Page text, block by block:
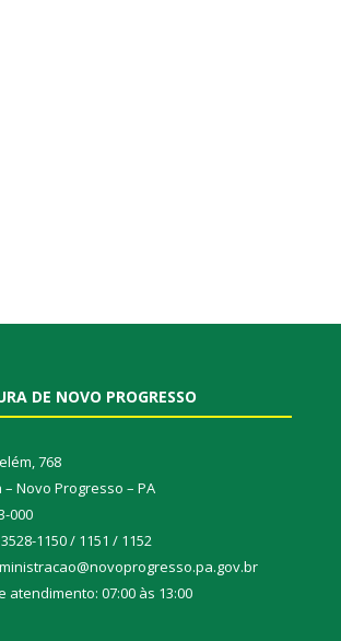
DE NOVO PROGRESSO
768
– Novo Progresso – PA
000
1150 / 1151 / 1152
atendimento: 07:00 às 13:00